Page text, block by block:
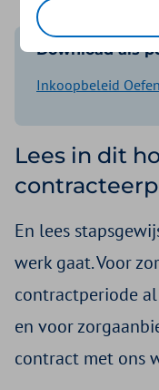
Download als
Inkoopbeleid
Lees in dit
En lees
werk gaat. Voor
contractperiode
en voor
contract met ons